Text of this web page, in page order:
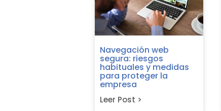
Navegación web
segura: riesgos
habituales y medidas
para proteger la
empresa
Leer Post >